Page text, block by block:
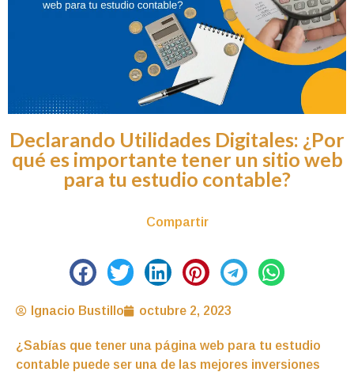
Declarando Utilidades Digitales: ¿Por
qué es importante tener un sitio web
para tu estudio contable?
Compartir
Ignacio Bustillo octubre 2, 2023
¿Sabías que tener una página web para tu estudio
contable puede ser una de las mejores inversiones